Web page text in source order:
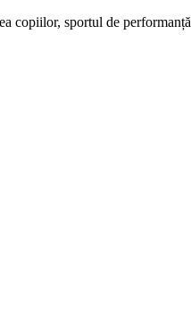
sportul de performanță